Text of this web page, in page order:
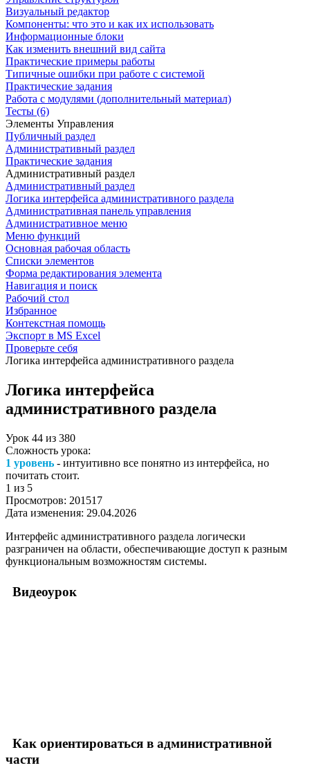
Визуальный редактор
Компоненты: что это и как их использовать
Информационные блоки
Как изменить внешний вид сайта
Практические примеры работы
Типичные ошибки при работе с системой
Практические задания
Работа с модулями (дополнительный материал)
Тесты (6)
Элементы Управления
Публичный раздел
Административный раздел
Практические задания
Административный раздел
Административный раздел
Логика интерфейса административного раздела
Административная панель управления
Административное меню
Меню функций
Основная рабочая область
Списки элементов
Форма редактирования элемента
Навигация и поиск
Рабочий стол
Избранное
Контекстная помощь
Экспорт в MS Excel
Проверьте себя
Логика интерфейса административного раздела
Логика интерфейса
административного раздела
Урок 44 из 380
Сложность урока:
1 уровень - интуитивно все понятно из интерфейса, но
почитать стоит.
1 из 5
Просмотров: 201517
Дата изменения: 29.04.2026
Интерфейс административного раздела логически
разграничен на области, обеспечивающие доступ к разным
функциональным возможностям системы.
Видеоурок
Как ориентироваться в административной
части